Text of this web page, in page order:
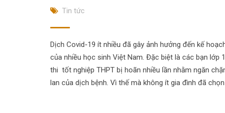
Tin tức
Dịch Covid-19 ít nhiều đã gây ảnh hưởng đến kế
của nhiều học sinh Việt Nam. Đặc biệt là các bạn lớp
thi tốt nghiệp THPT bị hoãn nhiều lần nhằm ngăn
lan của dịch bệnh. Vì thế mà không ít gia đình đã